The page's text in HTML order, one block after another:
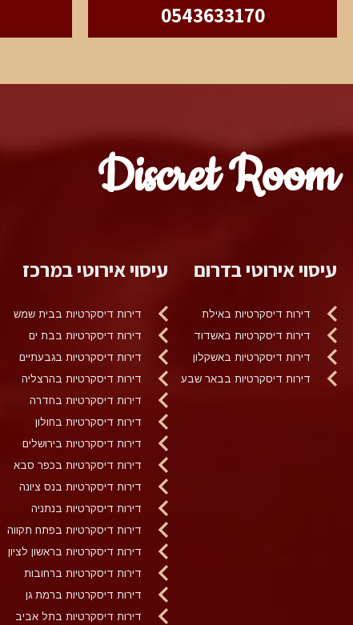
0543633170
Discret Room
עיסוי אירוטי בדרום
דירות דיסקרטיות באילת
דירות דיסקרטיות באשדוד
דירות דיסקרטיות באשקלון
דירות דיסקרטיות בבאר שבע
עיסוי אירוטי במרכז
דירות דיסקרטיות בבית שמש
דירות דיסקרטיות בבת ים
דירות דיסקרטיות בגבעתיים
דירות דיסקרטיות בהרצליה
דירות דיסקרטיות בחדרה
דירות דיסקרטיות בחולון
דירות דיסקרטיות בירושלים
דירות דיסקרטיות בכפר סבא
דירות דיסקרטיות בנס ציונה
דירות דיסקרטיות בנתניה
דירות דיסקרטיות בפתח תקווה
דירות דיסקרטיות בראשון לציון
דירות דיסקרטיות ברחובות
דירות דיסקרטיות ברמת גן
דירות דיסקרטיות בתל אביב